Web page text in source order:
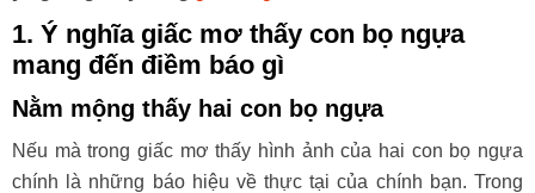
1. Ý nghĩa giấc mơ thấy con bọ ngựa
mang đến điềm báo gì
Nằm mộng thấy hai con bọ ngựa
Nếu mà trong giấc mơ thấy hình ảnh của hai con bọ ngựa
chính là những báo hiệu về thực tại của chính bạn. Trong